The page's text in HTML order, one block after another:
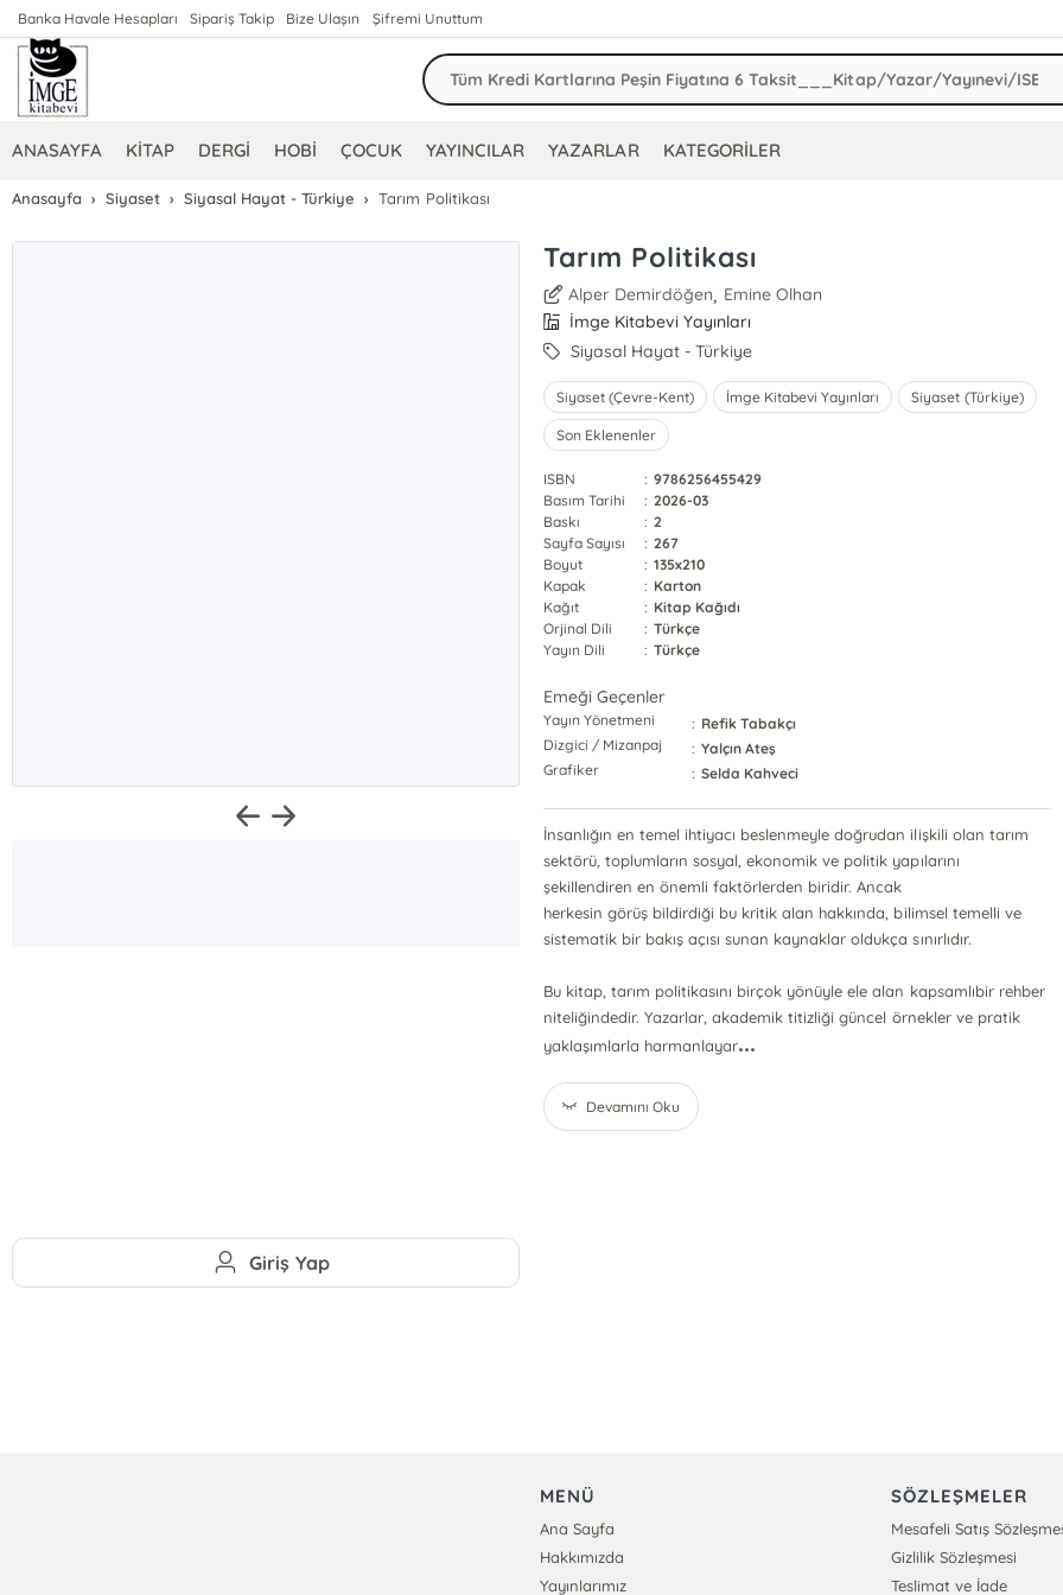
Banka Havale Hesapları Sipariş Takip Bize Ulaşın Şifremi Unuttum
ANASAYFA KİTAP DERGİ HOBİ ÇOCUK YAYINCILAR YAZARLAR KATEGORİLER
Anasayfa Siyaset Siyasal Hayat - Türkiye Tarım Politikası
Tarım Politikası
Alper Demirdöğen, Emine Olhan
İmge Kitabevi Yayınları
Siyasal Hayat - Türkiye
Siyaset (Çevre-Kent) İmge Kitabevi Yayınları Siyaset (Türkiye)
Son Eklenenler
ISBN : 9786256455429
Basım Tarihi
: 2026-03
Baskı
: 2
Sayfa Sayısı
: 267
Boyut
: 135x210
Kapak
: Karton
Kağıt
: Kitap Kağıdı
Orjinal Dili
: Türkçe
Yayın Dili
: Türkçe
Emeği Geçenler
Yayın Yönetmeni : Refik Tabakçı
Dizgici / Mizanpaj
: Yalçın Ateş
Grafiker
: Selda Kahveci
İnsanlığın en temel ihtiyacı beslenmeyle doğrudan ilişkili olan tarım
sektörü, toplumların sosyal, ekonomik ve politik yapılarını
şekillendiren en önemli faktörlerden biridir. Ancak
herkesin görüş bildirdiği bu kritik alan hakkında, bilimsel temelli ve
sistematik bir bakış açısı sunan kaynaklar oldukça sınırlıdır.
Bu kitap, tarım politikasını birçok yönüyle ele alan kapsamlıbir rehber
niteliğindedir. Yazarlar, akademik titizliği güncel örnekler ve pratik
yaklaşımlarla harmanlayar...
Devamını Oku
Giriş Yap
MENÜ
Ana Sayfa
Hakkımızda
Yayınlarımız
SÖZLEŞMELER
Mesafeli Satış
Gizlilik Sözleşmesi
Teslimat ve İade